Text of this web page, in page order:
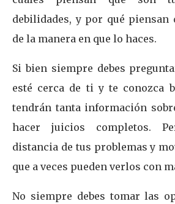
debilidades, y por qué piensan
de la manera en que lo haces.
Si bien siempre debes
esté cerca de ti y te conozca
tendrán tanta información
hacer juicios completos.
distancia de tus problemas y
que a veces pueden verlos con
No siempre debes tomar las